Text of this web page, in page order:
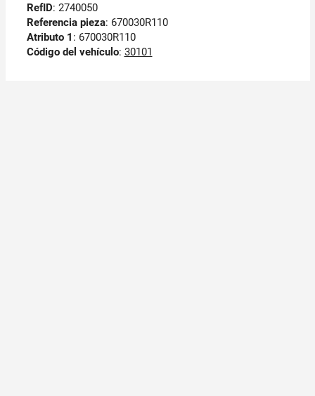
RefID: 2740050
Referencia pieza: 670030R110
Atributo 1 : 670030R110
Código del vehículo: 30101